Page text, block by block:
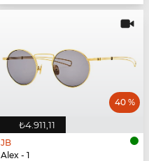
₺4.911,11
40 %
JB
Alex - 1